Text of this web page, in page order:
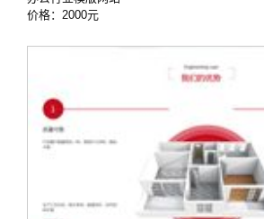
价格：2000元